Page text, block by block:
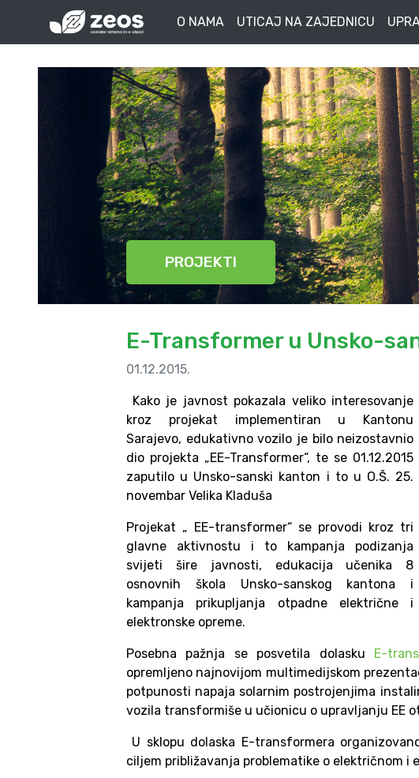
O NAMA UTICAJ NA ZAJEDNICU
PROJEKTI
E-Transformer u Unsko-
01.12.2015.
Kako je javnost pokazala veliko interesovanje
kroz projekat implementiran u Kantonu
Sarajevo, edukativno vozilo je bilo neizostavnio
dio projekta „EE-Transformer“, te se 01.12.2015
zaputilo u Unsko-sanski kanton i to u O.Š. 25.
novembar Velika Kladuša
Projekat „ EE-transformer“ se provodi kroz tri
glavne aktivnostu i to kampanja podizanja
svijeti šire javnosti, edukacija učenika 8
osnovnih škola Unsko-sanskog kantona i
kampanja prikupljanja otpadne električne i
elektronske opreme.
Posebna pažnja se posvetila dolasku E-
opremljeno najnovijom multimedijskom
potpunosti napaja solarnim postrojenjima
vozila transformiše u učionicu o upravljanju EE
U sklopu dolaska E-transformera
ciljem približavanja problematike o električnom i